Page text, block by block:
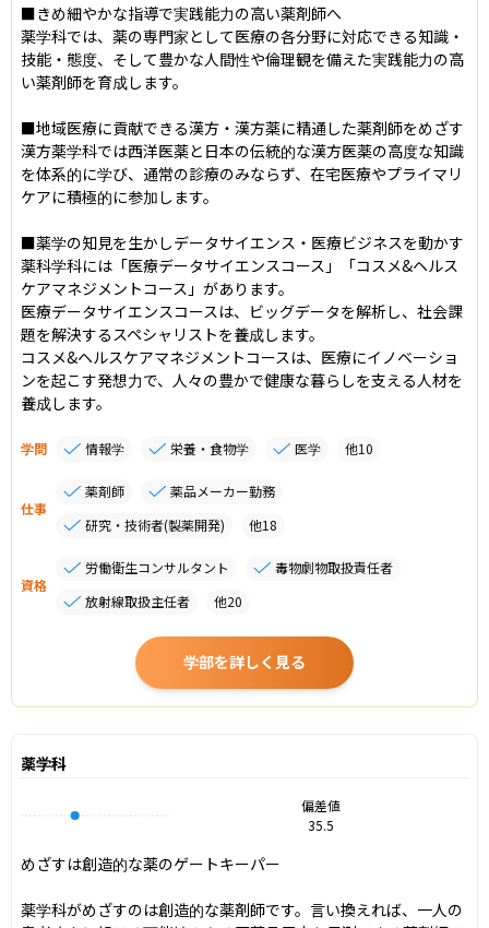
■きめ細やかな指導で実践能力の高い薬剤師へ
薬学科では、薬の専門家として医療の各分野に対応できる知識・
技能・態度、そして豊かな人間性や倫理観を備えた実践能力の高
い薬剤師を育成します。
■地域医療に貢献できる漢方・漢方薬に精通した薬剤師をめざす
漢方薬学科では西洋医薬と日本の伝統的な漢方医薬の高度な知識
を体系的に学び、通常の診療のみならず、在宅医療やプライマリ
ケアに積極的に参加します。
■薬学の知見を生かしデータサイエンス・医療ビジネスを動かす
薬科学科には「医療データサイエンスコース」「コスメ&ヘルス
ケアマネジメントコース」があります。
医療データサイエンスコースは、ビッグデータを解析し、社会課
題を解決するスペシャリストを養成します。
コスメ&ヘルスケアマネジメントコースは、医療にイノベーショ
ンを起こす発想力で、人々の豊かで健康な暮らしを支える人材を
養成します。
学問 情報学 栄養・食物学 医学 他10
仕事
薬剤師
薬品メーカー勤務
研究・技術者(製薬開発)
他18
資格
労働衛生コンサルタント
毒物劇物取扱責任者
放射線取扱主任者
他20
学部を詳しく見る
薬学科
偏差値
35.5
めざすは創造的な薬のゲートキーパー
薬学科がめざすのは創造的な薬剤師です。言い換えれば、一人の